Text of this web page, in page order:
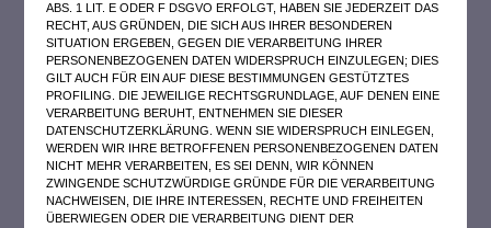
ABS. 1 LIT. E ODER F DSGVO ERFOLGT, HABEN SIE JEDERZEIT DAS
RECHT, AUS GRÜNDEN, DIE SICH AUS IHRER BESONDEREN
SITUATION ERGEBEN, GEGEN DIE VERARBEITUNG IHRER
PERSONENBEZOGENEN DATEN WIDERSPRUCH EINZULEGEN; DIES
GILT AUCH FÜR EIN AUF DIESE BESTIMMUNGEN GESTÜTZTES
PROFILING. DIE JEWEILIGE RECHTSGRUNDLAGE, AUF DENEN EINE
VERARBEITUNG BERUHT, ENTNEHMEN SIE DIESER
DATENSCHUTZERKLÄRUNG. WENN SIE WIDERSPRUCH EINLEGEN,
WERDEN WIR IHRE BETROFFENEN PERSONENBEZOGENEN DATEN
NICHT MEHR VERARBEITEN, ES SEI DENN, WIR KÖNNEN
ZWINGENDE SCHUTZWÜRDIGE GRÜNDE FÜR DIE VERARBEITUNG
NACHWEISEN, DIE IHRE INTERESSEN, RECHTE UND FREIHEITEN
ÜBERWIEGEN ODER DIE VERARBEITUNG DIENT DER